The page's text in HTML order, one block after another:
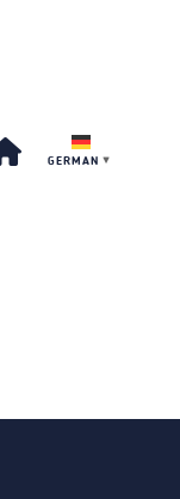
GERMAN ▼